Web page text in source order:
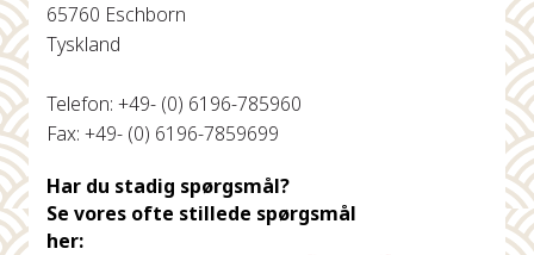
65760 Eschborn
Tyskland
Telefon: +49- (0) 6196-785960
Fax: +49- (0) 6196-7859699
Har du stadig spørgsmål?
Se vores ofte stillede spørgsmål
her: